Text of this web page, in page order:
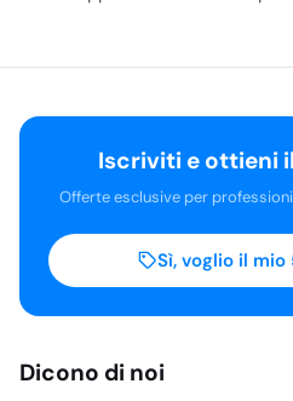
basato sull’attivazione
pressione rompe il
componenti e avvia il
raffreddamento. Dopo
l’attivazione, la busta va
avvolta in un panno o in
una garza, evitando il
contatto diretto
prolungato con la pelle.
variare in base alla
temperatura
Dicono di noi
Iscriviti e ottieni
Offerte esclusive per
Sì, voglio il